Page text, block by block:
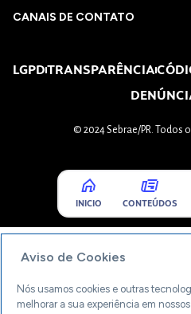
CANAIS DE CONTATO
LGPDTRANSPARÊNCIA
© 2024 Sebrae/PR. Todos
INICIO CONTEÚDOS
Aviso de Cookies
Nós usamos cookies e outras
melhorar a sua experiência em